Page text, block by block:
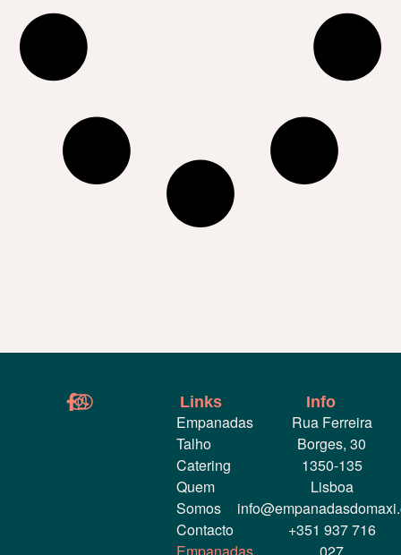
Links
Empanadas
Talho
Catering
Quem
Somos
Contacto
Info
Rua Ferreira
Borges, 30
1350-135
Lisboa
+351 937 716